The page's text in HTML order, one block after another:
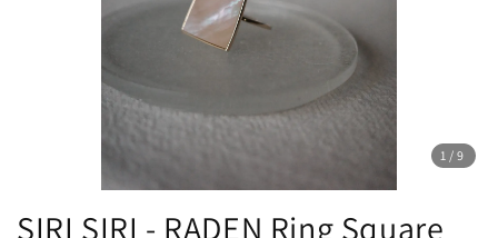
1 /9
SIRI SIRI - RADEN Ring Square